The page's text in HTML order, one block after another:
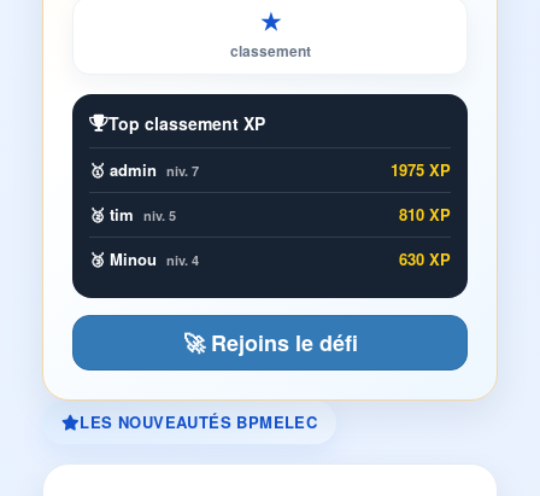
★
classement
Top classement XP
🥇 admin niv. 7
1975 XP
🥈 tim niv. 5
810 XP
🥉 Minou niv. 4 630 XP
🚀 Rejoins le défi
LES NOUVEAUTÉS BPMELEC